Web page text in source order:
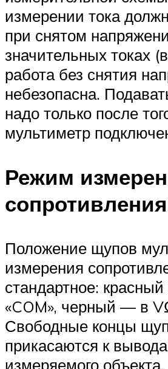
измерении тока
при снятом
значительных токах
работа без снятия
небезопасна.
надо только после
мультиметр
Режим
сопротивления
Положение щупов
измерения
стандартное: красный
«COM», черный — в
Свободные концы
прикасаются к
измеряемого объекта.